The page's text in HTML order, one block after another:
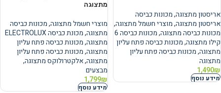
אריסטון מתצוגה,מכונות כביסה
אריסטון מתצוגה,מוצרי חשמל מתצוגה,
מכונות כביסה מתצוגה,
מכונות כביסה 6
קילו מתצוגה,מכונות כביסה פתח עליון
מתצוגה,מכונות כביסה פתח עליון
מתצוגה
1,490₪
מידע נוסף
מתצוגה
מוצרי חשמל מתצוגה,מכונות כביסה
מתצוגה,
מכונת כביסה ELECTROLUX
מתצוגה,מכונות כביסה פתח עליון
מתצוגה,מכונות כביסה פתח עליון
מתצוגה,אלקטרולוקס מתצוגה,
מבצעים
1,799₪
מידע נוסף